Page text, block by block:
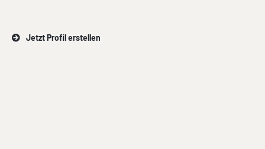
Jetzt Profil erstellen